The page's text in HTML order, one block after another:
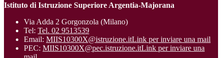
Istituto di Istruzione Superiore Argentia-Majorana
Via Adda 2 Gorgonzola (Milano)
Tel: Tel. 02 9513539
Email: MIIS10300X@istruzione.itLink per inviare una mail
PEC: MIIS10300X@pec.istruzione.itLink per inviare una